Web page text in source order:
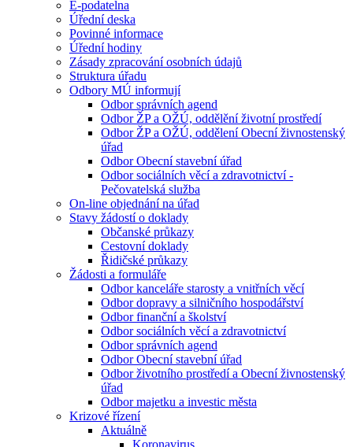
E-podatelna
Úřední deska
Povinné informace
Úřední hodiny
Zásady zpracování osobních údajů
Struktura úřadu
Odbory MÚ informují
Odbor správních agend
Odbor ŽP a OŽÚ, oddělění životní prostředí
Odbor ŽP a OŽÚ, oddělení Obecní živnostenský
úřad
Odbor Obecní stavební úřad
Odbor sociálních věcí a zdravotnictví -
Pečovatelská služba
On-line objednání na úřad
Stavy žádostí o doklady
Občanské průkazy
Cestovní doklady
Řidičské průkazy
Žádosti a formuláře
Odbor kanceláře starosty a vnitřních věcí
Odbor dopravy a silničního hospodářství
Odbor finanční a školství
Odbor sociálních věcí a zdravotnictví
Odbor správních agend
Odbor Obecní stavební úřad
Odbor životního prostředí a Obecní živnostenský
úřad
Odbor majetku a investic města
Krizové řízení
Aktuálně
Koronavirus